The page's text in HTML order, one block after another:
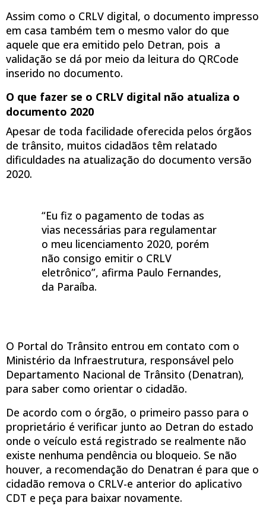
Assim como o CRLV digital, o documento impresso
em casa também tem o mesmo valor do que
aquele que era emitido pelo Detran, pois a
validação se dá por meio da leitura do QRCode
inserido no documento.
O que fazer se o CRLV digital não atualiza o
documento 2020
Apesar de toda facilidade oferecida pelos órgãos
de trânsito, muitos cidadãos têm relatado
dificuldades na atualização do documento versão
2020.
“Eu fiz o pagamento de todas as
vias necessárias para regulamentar
o meu licenciamento 2020, porém
não consigo emitir o CRLV
eletrônico”, afirma Paulo Fernandes,
da Paraíba.
O Portal do Trânsito entrou em contato com o
Ministério da Infraestrutura, responsável pelo
Departamento Nacional de Trânsito (Denatran),
para saber como orientar o cidadão.
De acordo com o órgão, o primeiro passo para o
proprietário é verificar junto ao Detran do estado
onde o veículo está registrado se realmente não
existe nenhuma pendência ou bloqueio. Se não
houver, a recomendação do Denatran é para que o
cidadão remova o CRLV-e anterior do aplicativo
CDT e peça para baixar novamente.